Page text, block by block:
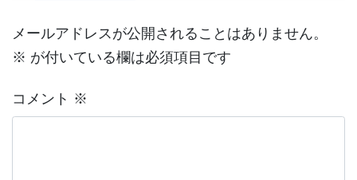
メールアドレスが公開されることはありません。
※ が付いている欄は必須項目です
コメント ※